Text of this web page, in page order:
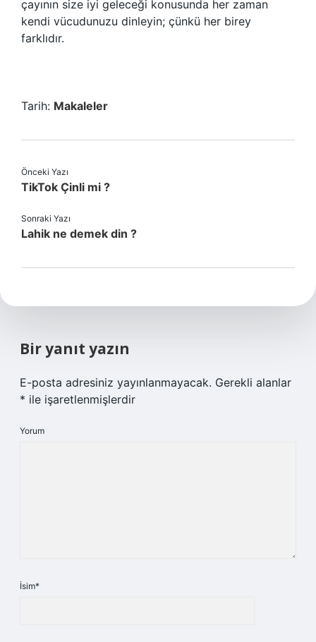
çayının size iyi geleceği konusunda her zaman
kendi vücudunuzu dinleyin; çünkü her birey
farklıdır.
Tarih: Makaleler
Önceki Yazı
TikTok Çinli mi ?
Sonraki Yazı
Lahik ne demek din ?
Bir yanıt yazın
E-posta adresiniz yayınlanmayacak. Gerekli alanlar
* ile işaretlenmişlerdir
Yorum
İsim*